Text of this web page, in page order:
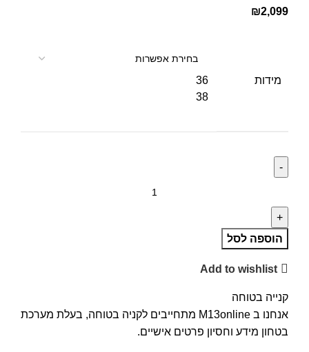
₪2,099
מידות
36
38
הוספה לסל
Add to wishlist
קנייה בטוחה
אנחנו ב M13online מתחייבים לקניה בטוחה, בעלת מערכת
בטחון מידע וחסיון פרטים אישיים.